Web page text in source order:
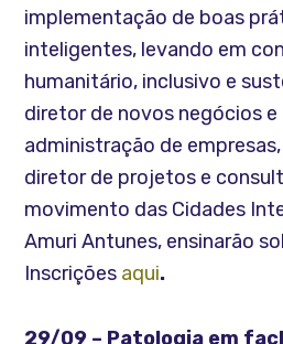
implementação de boas
inteligentes, levando em
humanitário, inclusivo e
diretor de novos negócios e
administração de empresas,
diretor de projetos e
movimento das Cidades
Amuri Antunes, ensinarão
Inscrições aqui.
29/09 – Patologia em